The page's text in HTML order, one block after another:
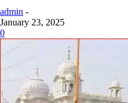
admin -
January 23, 2025
0